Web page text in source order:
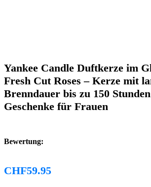
Yankee Candle Duftkerze im
Fresh Cut Roses – Kerze mit
Brenndauer bis zu 150
Geschenke für Frauen
Bewertung:
CHF59.95